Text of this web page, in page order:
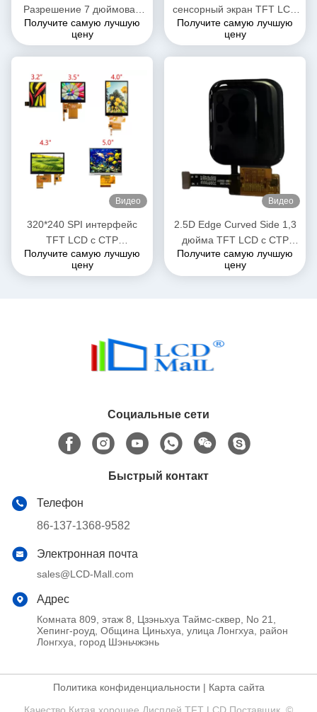
Разрешение 7 дюймовая
емкостная сенсорная
панель с CTP
Получите самую лучшую
цену
сенсорный экран TFT LCD
Дисплейная панель
Пиксельная высота 0,111 *
0,111 мм
Получите самую лучшую
цену
Видео
320*240 SPI интерфейс
TFT LCD с CTP
настраиваемый 3,0/3,2/3,5
дюймовый LCD модуль
Получите самую лучшую
цену
Видео
2.5D Edge Curved Side 1,3
дюйма TFT LCD с CTP
240*240 SPI интерфейс Все
углы просмотра 16 PIN FPC
Получите самую лучшую
цену
Социальные сети
Быстрый контакт
Телефон
86-137-1368-9582
Электронная почта
sales@LCD-Mall.com
Адрес
Комната 809, этаж 8, Цзэньхуа Таймс-сквер, No 21,
Хепинг-роуд, Община Циньхуа, улица Лонгхуа, район
Лонгхуа, город Шэньчжэнь
Политика конфиденциальности | Карта сайта